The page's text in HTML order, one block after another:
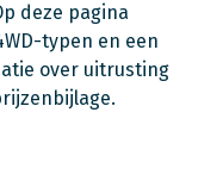
deze pagina
typen en een
over uitrusting